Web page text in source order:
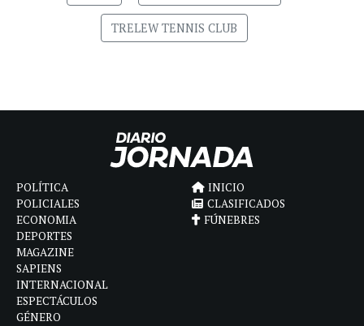
TRELEW TENNIS CLUB
POLÍTICA
POLICIALES
ECONOMIA
DEPORTES
MAGAZINE
SAPIENS
INTERNACIONAL
ESPECTÁCULOS
GÉNERO
INICIO
CLASIFICADOS
FÚNEBRES